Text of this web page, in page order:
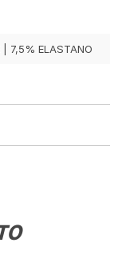
7,5% ELASTANO